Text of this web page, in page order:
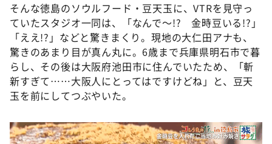
そんな徳島のソウルフード・豆天玉に、VTRを見守っ
ていたスタジオ一同は、「なんで～!? 金時豆いる!?」
「ええ!?」などと驚きまくり。現地の大仁田アナも、
驚きのあまり目が真ん丸に。6歳まで兵庫県明石市で暮
らし、その後は大阪府池田市に住んでいたため、「斬
新すぎて……大阪人にとってはですけどね」と、豆天
玉を前にしてつぶやいた。